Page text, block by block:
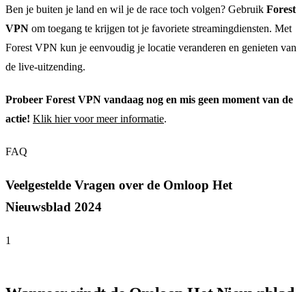
Ben je buiten je land en wil je de race toch volgen? Gebruik Forest
VPN om toegang te krijgen tot je favoriete streamingdiensten. Met
Forest VPN kun je eenvoudig je locatie veranderen en genieten van
de live-uitzending.
Probeer Forest VPN vandaag nog en mis geen moment van de
actie! Klik hier voor meer informatie.
FAQ
Veelgestelde Vragen over de Omloop Het
Nieuwsblad 2024
1